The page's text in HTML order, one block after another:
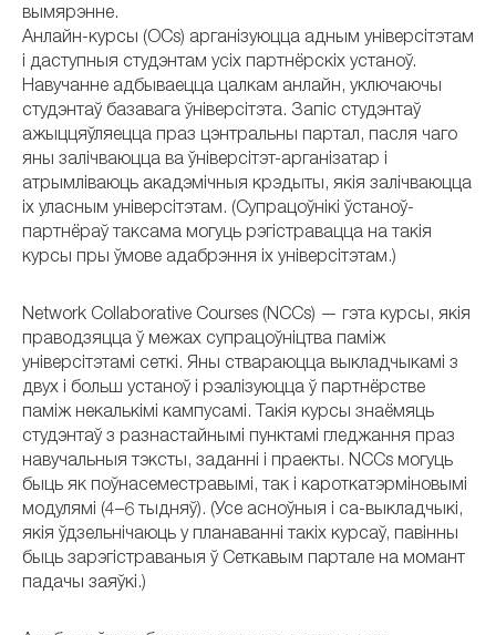
вымярэнне.
Анлайн-курсы (OCs) арганізуюцца адным універсітэтам
і даступныя студэнтам усіх партнёрскіх устаноў.
Навучанне адбываецца цалкам анлайн, уключаючы
студэнтаў базавага ўніверсітэта. Запіс студэнтаў
ажыццяўляецца праз цэнтральны партал, пасля чаго
яны залічваюцца ва ўніверсітэт-арганізатар і
атрымліваюць акадэмічныя крэдыты, якія залічваюцца
іх уласным універсітэтам. (Супрацоўнікі ўстаноў-
партнёраў таксама могуць рэгістравацца на такія
курсы пры ўмове адабрэння іх універсітэтам.)
Network Collaborative Courses (NCCs) — гэта курсы, якія
праводзяцца ў межах супрацоўніцтва паміж
універсітэтамі сеткі. Яны ствараюцца выкладчыкамі з
двух і больш устаноў і рэалізуюцца ў партнёрстве
паміж некалькімі кампусамі. Такія курсы знаёмяць
студэнтаў з разнастайнымі пунктамі гледжання праз
навучальныя тэксты, заданні і праекты. NCCs могуць
быць як поўнасеместравымі, так і кароткатэрміновымі
модулямі (4–6 тыдняў). (Усе асноўныя і са-выкладчыкі,
якія ўдзельнічаюць у планаванні такіх курсаў, павінны
быць зарэгістраваныя ў Сеткавым партале на момант
падачы заяўкі.)